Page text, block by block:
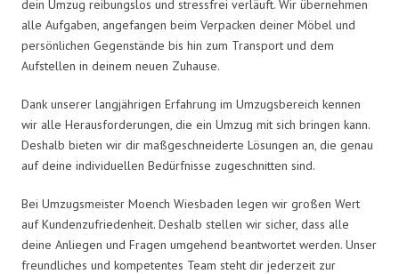
dein Umzug reibungslos und stressfrei verläuft. Wir übernehmen
alle Aufgaben, angefangen beim Verpacken deiner Möbel und
persönlichen Gegenstände bis hin zum Transport und dem
Aufstellen in deinem neuen Zuhause.
Dank unserer langjährigen Erfahrung im Umzugsbereich kennen
wir alle Herausforderungen, die ein Umzug mit sich bringen kann.
Deshalb bieten wir dir maßgeschneiderte Lösungen an, die genau
auf deine individuellen Bedürfnisse zugeschnitten sind.
Bei Umzugsmeister Moench Wiesbaden legen wir großen Wert
auf Kundenzufriedenheit. Deshalb stellen wir sicher, dass alle
deine Anliegen und Fragen umgehend beantwortet werden. Unser
freundliches und kompetentes Team steht dir jederzeit zur